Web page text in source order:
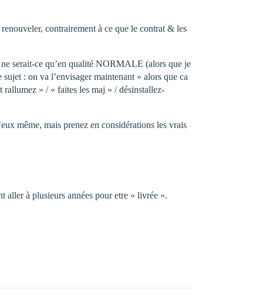
contrairement à ce que le contrat & les
ne serait-ce qu’en qualité NORMALE (alors que je
: on va l’envisager maintenant » alors que ca
» / « faites les maj » / désinstallez-
même, mais prenez en considérations les vrais
aller à plusieurs années pour etre « livrée ».